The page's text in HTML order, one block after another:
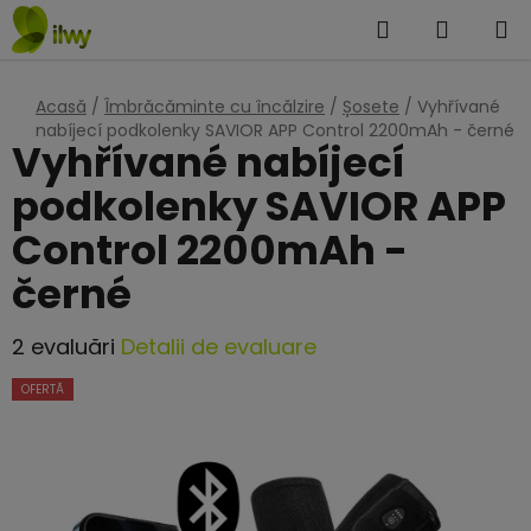
Treci
la
CăutareCOŞ
Acasă / Îmbrăcăminte cu încălzire / Șosete / Vyhřívané
nabíjecí podkolenky SAVIOR APP Control 2200mAh - černé
Vyhřívané nabíjecí
podkolenky SAVIOR APP
Control 2200mAh -
černé
Evaluarea
medie
2 evaluări Detalii de evaluare
OFERTĂ